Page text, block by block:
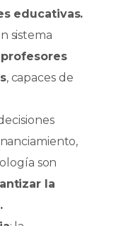
educativas.
sistema
profesores
, capaces de
son
la